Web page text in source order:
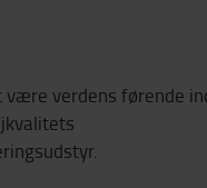
være verdens førende